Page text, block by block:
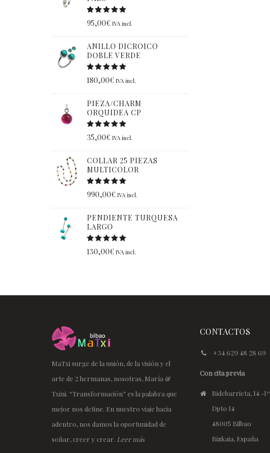
95,00€ IVA incl.
ANILLO DICROICO
DOBLE VERDE
180,00€ IVA incl.
PIEZA/CHARM
ORQUIDEA CP
35,00€ IVA incl.
COLLAR 25 PIEZAS
MULTICOLOR
990,00€ IVA incl.
PENDIENTE TURQUESA
LARGO
130,00€ IVA incl.
MaTxi surge de la unión, de la visión y el
arte de 2 hermanas, nosotras, María &
Txini. “Transformación” es la palabra que
mejor nos define. En nuestro viaje hacia
adentro, nos damos la oportunidad de
soñar, creer y crear. Leer más
CONTACTOS
+34 629 48 28 69
Con cita previa
Bidebarrieta, 14 -1º
Dpto 14
48005 Bilbao
Bizkaia, España